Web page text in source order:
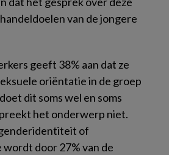
van de jongere
geeft 38% aan dat ze
oriëntatie in de groep
dit soms wel en soms
het onderwerp niet.
of
door 27% van de